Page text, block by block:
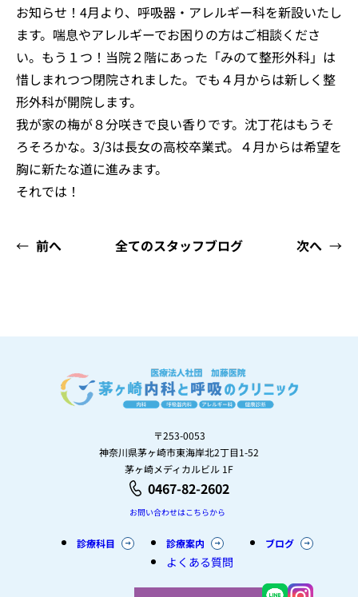
お知らせ！4月より、呼吸器・アレルギー科を新設いたし
ます。喘息やアレルギーでお困りの方はご相談くださ
い。もう１つ！当院２階にあった「みのて整形外科」は
惜しまれつつ閉院されました。でも４月からは新しく整
形外科が開院します。
我が家の梅が８分咲きで良い香りです。沈丁花はもうそ
ろそろかな。3/3は長女の高校卒業式。４月からは希望を
胸に新たな道に進みます。
それでは！
← 前へ 全てのスタッフブログ 次へ →
〒253-0053
神奈川県茅ヶ崎市東海岸北2丁目1-52
茅ヶ崎メディカルビル 1F
0467-82-2602
お問い合わせはこちらから
診療科目 診療案内
よくある質問
ブログ